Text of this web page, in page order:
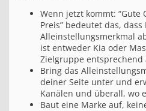
Wenn jetzt kommt:
Preis” bedeutet das,
Alleinstellungsmerkmal
ist entweder Kia oder
Zielgruppe entsprechend
Bring das
deiner Seite unter und
Kanälen und überall, wo
Baut eine Marke auf,